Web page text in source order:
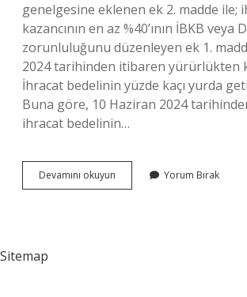
genelgesine eklenen ek 2. madde ile;
kazancının en az %40’ının İBKB veya
zorunluluğunu düzenleyen ek 1.
2024 tarihinden itibaren yürürlükten
İhracat bedelinin yüzde kaçı yurda
Buna göre, 10 Haziran 2024
ihracat bedelinin…
Devamını okuyun
Bedelinin
Yorum Bırak
Sitemap